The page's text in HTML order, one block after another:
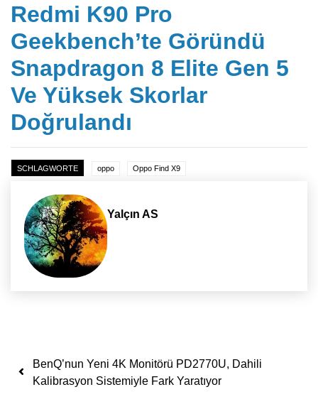
Redmi K90 Pro
Geekbench’te Göründü
Snapdragon 8 Elite Gen 5
Ve Yüksek Skorlar
Doğrulandı
SCHLAGWORTE oppo Oppo Find X9
Yalçın AS
Yazı dolaşımı
BenQ’nun Yeni 4K Monitörü PD2770U, Dahili
Kalibrasyon Sistemiyle Fark Yaratıyor